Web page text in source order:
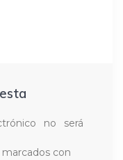
no será
con